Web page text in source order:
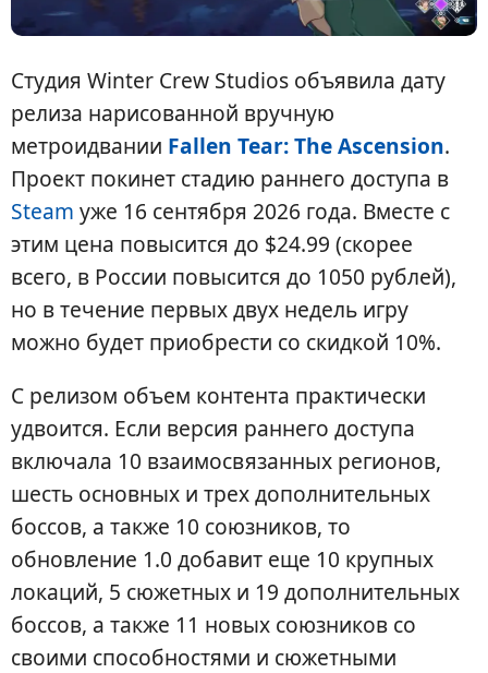
Студия Winter Crew Studios объявила дату
релиза нарисованной вручную
метроидвании Fallen Tear: The Ascension.
Проект покинет стадию раннего доступа в
Steam уже 16 сентября 2026 года. Вместе с
этим цена повысится до $24.99 (скорее
всего, в России повысится до 1050 рублей),
но в течение первых двух недель игру
можно будет приобрести со скидкой 10%.
С релизом объем контента практически
удвоится. Если версия раннего доступа
включала 10 взаимосвязанных регионов,
шесть основных и трех дополнительных
боссов, а также 10 союзников, то
обновление 1.0 добавит еще 10 крупных
локаций, 5 сюжетных и 19 дополнительных
боссов, а также 11 новых союзников со
своими способностями и сюжетными